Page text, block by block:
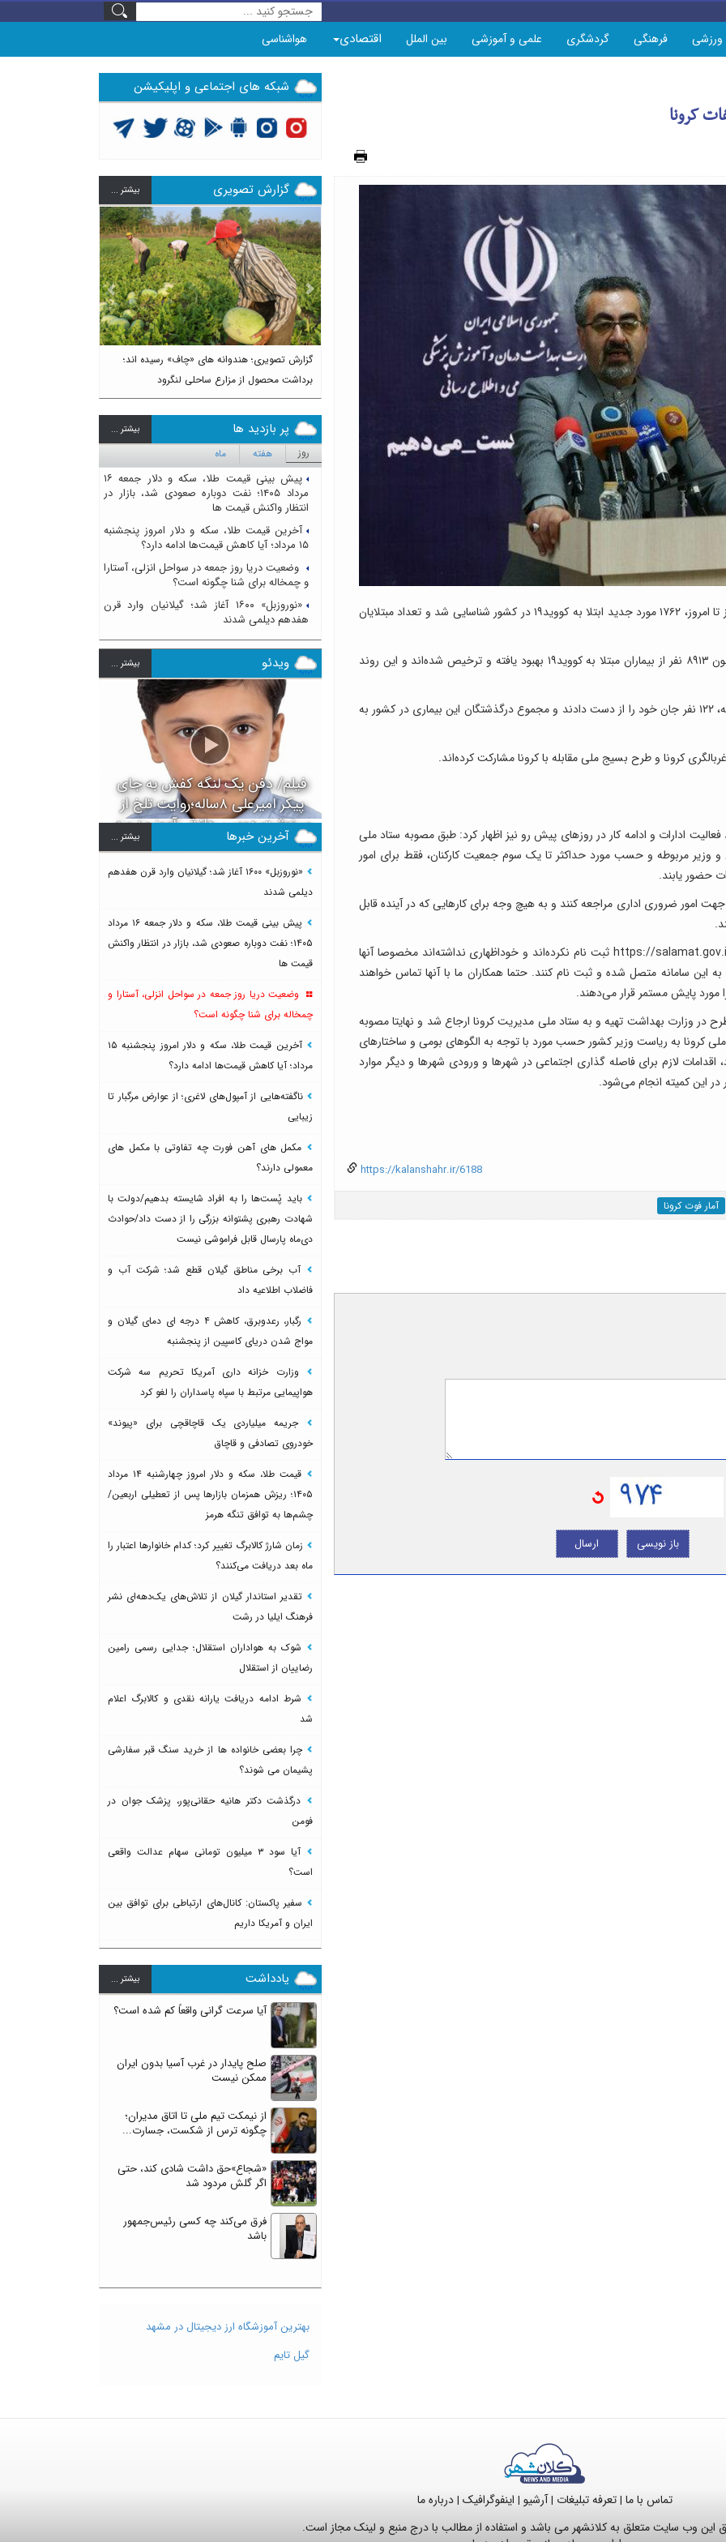
ورزشی فرهنگی گردشگری علمی و آموزشی بین الملل اقتصادی هواشناسی
: بر اساس یافته‌های آزمایشگاهی از ظهر دیروز تا امروز، ۱۷۶۲ مورد جدید ابتلا به کووید۱۹ در کشور شناسایی شد و تعداد مبتلایان
به گزارش ایسنا، دکتر جهانپور گفت: خوشبختانه تا کنون ۸۹۱۳ نفر از بیماران مبتلا به کووید۱۹ بهبود یافته و ترخیص شده‌اند و این روند
وی همچنین گفت: متاسفانه در طول ۲۴ ساعت گذشته، ۱۲۲ نفر جان خود را از دست دادند و مجموع درگذشتگان این بیماری در کشور به
ادارات و ادامه کار در روزهای پیش رو نیز اظهار کرد: طبق مصوبه ستاد ملی
و وزیر مربوطه و حسب مورد حداکثر تا یک سوم جمعیت کارکنان، فقط برای امور
حضور یابند.
امور ضروری اداری مراجعه کنند و به هیچ وجه برای کارهایی که در آینده قابل
جهانپور همچنین از هموطنانی که تا کنون در سامانه https://salamat.gov.ir ثبت نام نکرده‌اند و خوداظهاری نداشته‌اند مخصوصا آنها
این سامانه متصل شده و ثبت نام کنند. حتما همکاران ما با آنها تماس خواهند
مورد پایش مستمر قرار می‌دهند.
در وزارت بهداشت تهیه و به ستاد ملی مدیریت کرونا ارجاع شد و نهایتا مصوبه
کرونا به ریاست وزیر کشور حسب مورد با توجه به الگوهای بومی و ساختارهای
لازم برای فاصله گذاری اجتماعی در شهرها و ورودی شهرها و دیگر موارد
این کمیته انجام می‌شود.
https://kalanshahr.ir/6188
آمار فوت کرونا
ارسال باز نویسی
شبکه های اجتماعی و اپلیکیشن
گزارش تصویری بيشتر ...
گزارش تصویری؛ هندوانه های «چاف» رسیده اند؛
برداشت محصول از مزارع ساحلی لنگرود
Previous Next
پر بازدید ها بيشتر ...
روز هفته ماه
پیش بینی قیمت طلا، سکه و دلار جمعه ۱۶
مرداد ۱۴۰۵؛ نفت دوباره صعودی شد، بازار در
انتظار واکنش قیمت ها
آخرین قیمت طلا، سکه و دلار امروز پنجشنبه
۱۵ مرداد؛ آیا کاهش قیمت‌ها ادامه دارد؟
وضعیت دریا روز جمعه در سواحل انزلی، آستارا
و چمخاله برای شنا چگونه است؟
«نوروزبل» ۱۶۰۰ آغاز شد؛ گیلانیان وارد قرن
هفدهم دیلمی شدند
ویدئو بيشتر ...
فیلم/ دفن یک لنگه کفش به جای
پیکر امیرعلی ۸ساله؛روایت تلخ از
سرنوشت دومین دانش آموز مدرسه
میناب بعد از ماکان
آخرین خبرها بيشتر ...
«نوروزبل» ۱۶۰۰ آغاز شد؛ گیلانیان وارد قرن هفدهم
دیلمی شدند
پیش بینی قیمت طلا، سکه و دلار جمعه ۱۶ مرداد
۱۴۰۵؛ نفت دوباره صعودی شد، بازار در انتظار واکنش
قیمت ها
وضعیت دریا روز جمعه در سواحل انزلی، آستارا و
چمخاله برای شنا چگونه است؟
آخرین قیمت طلا، سکه و دلار امروز پنجشنبه ۱۵
مرداد؛ آیا کاهش قیمت‌ها ادامه دارد؟
ناگفته‌هایی از آمپول‌های لاغری؛ از عوارض مرگبار تا
زیبایی
مکمل های آهن فورت چه تفاوتی با مکمل های
معمولی دارند؟
باید پُست‌ها را به افراد شایسته بدهیم/دولت با
شهادت رهبری پشتوانه بزرگی را از دست داد/حوادث
دی‌ماه پارسال قابل فراموشی نیست
آب برخی مناطق گیلان قطع شد؛ شرکت آب و
فاضلاب اطلاعیه داد
رگبار، رعدوبرق، کاهش ۴ درجه ای دمای گیلان و
مواج شدن دریای کاسپین از پنجشنبه
وزارت خزانه داری آمریکا تحریم سه شرکت
هواپیمایی مرتبط با سپاه پاسداران را لغو کرد
جریمه میلیاردی یک قاچاقچی برای «پیوند»
خودروی تصادفی و قاچاق
قیمت طلا، سکه و دلار امروز چهارشنبه ۱۴ مرداد
۱۴۰۵؛ ریزش همزمان بازارها پس از تعطیلی اربعین/
چشم‌ها به توافق تنگه هرمز
زمان شارژ کالابرگ تغییر کرد؛ کدام خانوارها اعتبار را
ماه بعد دریافت می‌کنند؟
تقدیر استاندار گیلان از تلاش‌های یک‌دهه‌ای نشر
فرهنگ ایلیا در رشت
شوک به هواداران استقلال؛ جدایی رسمی رامین
رضاییان از استقلال
شرط ادامه دریافت یارانه نقدی و کالابرگ اعلام
شد
چرا بعضی خانواده ها از خرید سنگ قبر سفارشی
پشیمان می شوند؟
درگذشت دکتر هانیه حقانی‌پور، پزشک جوان در
فومن
آیا سود ۳ میلیون تومانی سهام عدالت واقعی
است؟
سفیر پاکستان: کانال‌های ارتباطی برای توافق بین
ایران و آمریکا داریم
یادداشت بيشتر ...
آیا سرعت گرانی واقعاً کم شده است؟
صلح پایدار در غرب آسیا بدون ایران
ممکن نیست
از نیمکت تیم ملی تا اتاق مدیران؛
چگونه ترس از شکست، جسارت...
«شجاع»حق داشت شادی کند، حتی
اگر گلش مردود شد
فرق می‌کند چه کسی رئیس‌جمهور
باشد
بهترین آموزشگاه ارز دیجیتال در مشهد
گیل تایم
تماس با ما |تعرفه تبلیغات |آرشیو | اینفوگرافیک |درباره ما
وب سایت متعلق به کلانشهر می باشد و استفاده از مطالب با درج منبع و لینک مجاز است.